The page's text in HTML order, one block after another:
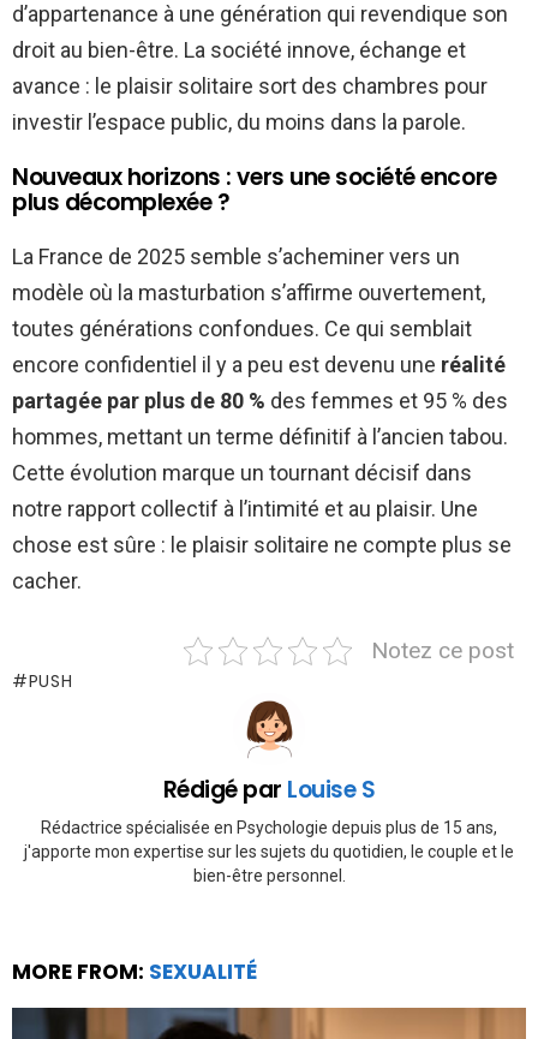
d’appartenance à une génération qui revendique son
droit au bien-être. La société innove, échange et
avance : le plaisir solitaire sort des chambres pour
investir l’espace public, du moins dans la parole.
Nouveaux horizons : vers une société encore
plus décomplexée ?
La France de 2025 semble s’acheminer vers un
modèle où la masturbation s’affirme ouvertement,
toutes générations confondues. Ce qui semblait
encore confidentiel il y a peu est devenu une réalité
partagée par plus de 80 % des femmes et 95 % des
hommes, mettant un terme définitif à l’ancien tabou.
Cette évolution marque un tournant décisif dans
notre rapport collectif à l’intimité et au plaisir. Une
chose est sûre : le plaisir solitaire ne compte plus se
cacher.
Notez ce post
PUSH
Rédigé par Louise S
Rédactrice spécialisée en Psychologie depuis plus de 15 ans,
j'apporte mon expertise sur les sujets du quotidien, le couple et le
bien-être personnel.
MORE FROM: SEXUALITÉ